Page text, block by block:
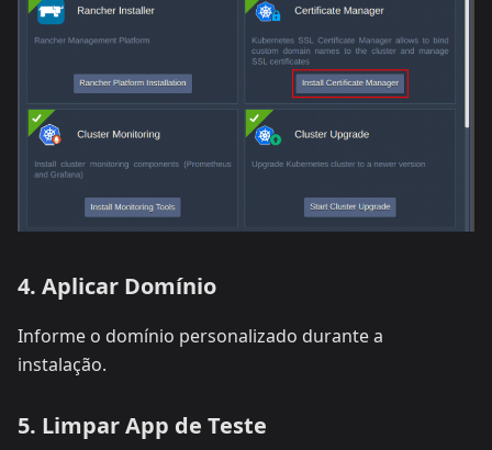
4. Aplicar Domínio
Informe o domínio personalizado durante a
instalação.
5. Limpar App de Teste